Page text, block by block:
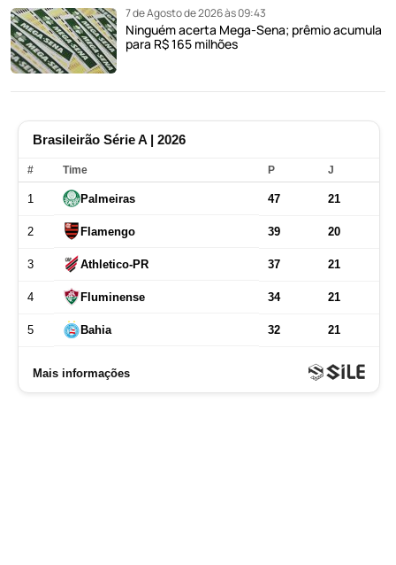
7 de Agosto de 2026 às 09:43
Ninguém acerta Mega-Sena; prêmio acumula
para R$ 165 milhões